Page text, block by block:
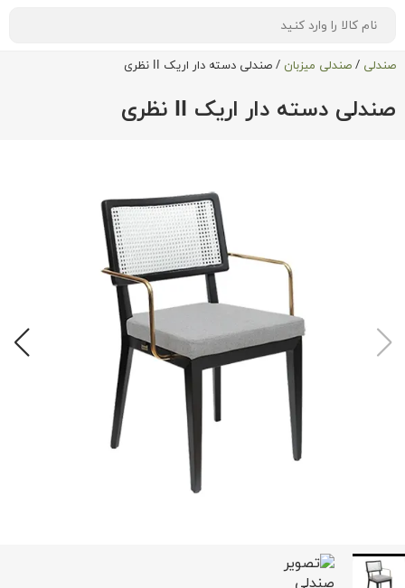
صندلی / صندلی میزبان / صندلی دسته دار اریک II نظری
صندلی دسته دار اریک II نظری